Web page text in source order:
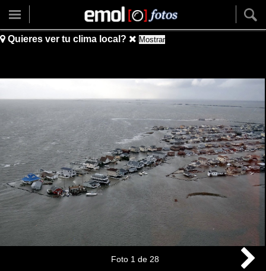
Quieres ver tu clima local? Mostrar
Foto 1 de 28